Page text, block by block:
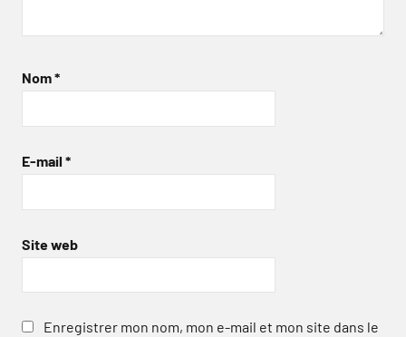
Nom*
E-mail *
Site web
Enregistrer mon nom, mon e-mail et mon site dans le